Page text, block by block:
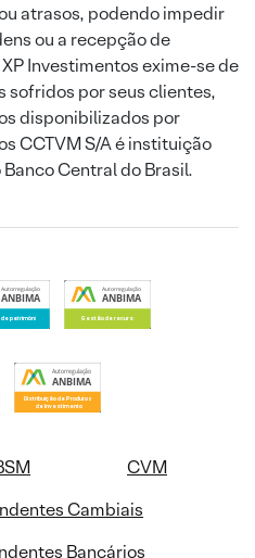
atrasos, podendo impedir
ou a recepção de
Investimentos exime-se de
sofridos por seus clientes,
disponibilizados por
CCTVM S/A é instituição
Central do Brasil.
CVM
Cambiais
Bancários